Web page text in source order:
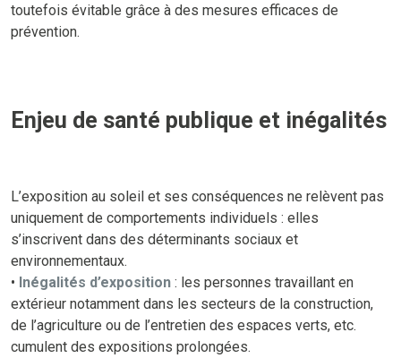
toutefois évitable grâce à des mesures efficaces de
prévention.
Enjeu de santé publique et inégalités
L’exposition au soleil et ses conséquences ne relèvent pas
uniquement de comportements individuels : elles
s’inscrivent dans des déterminants sociaux et
environnementaux.
• Inégalités d’exposition : les personnes travaillant en
extérieur notamment dans les secteurs de la construction,
de l’agriculture ou de l’entretien des espaces verts, etc.
cumulent des expositions prolongées.